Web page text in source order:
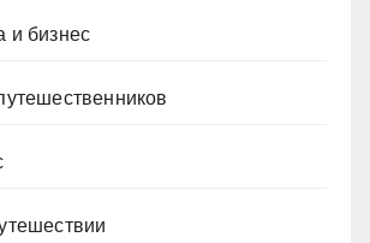
и бизнес